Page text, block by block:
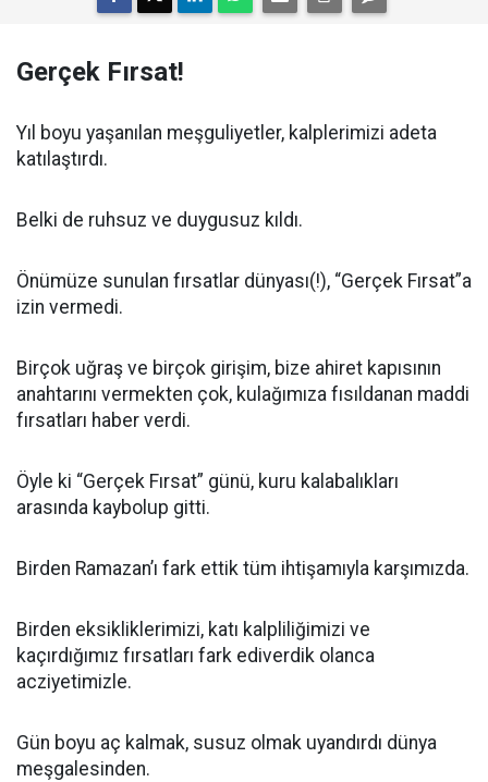
Gerçek Fırsat!
Yıl boyu yaşanılan meşguliyetler, kalplerimizi adeta
katılaştırdı.
Belki de ruhsuz ve duygusuz kıldı.
Önümüze sunulan fırsatlar dünyası(!), “Gerçek Fırsat”a
izin vermedi.
Birçok uğraş ve birçok girişim, bize ahiret kapısının
anahtarını vermekten çok, kulağımıza fısıldanan maddi
fırsatları haber verdi.
Öyle ki “Gerçek Fırsat” günü, kuru kalabalıkları
arasında kaybolup gitti.
Birden Ramazan’ı fark ettik tüm ihtişamıyla karşımızda.
Birden eksikliklerimizi, katı kalpliliğimizi ve
kaçırdığımız fırsatları fark ediverdik olanca
acziyetimizle.
Gün boyu aç kalmak, susuz olmak uyandırdı dünya
meşgalesinden.